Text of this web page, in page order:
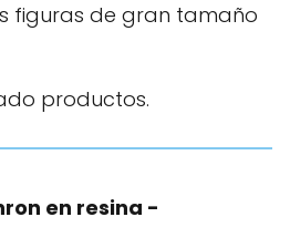
figuras de gran tamaño
productos.
en resina -